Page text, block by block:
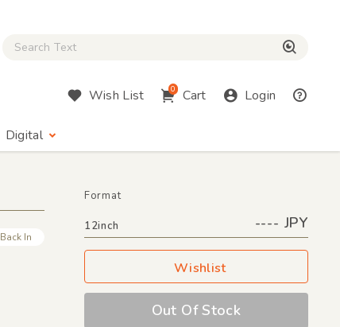
Close Search box
Wish List 0 Cart Login
Digital
Back In
Format
12inch ---- JPY
Wishlist
Out Of Stock